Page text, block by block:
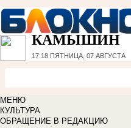
КАМЫШИН
17:18 ПЯТНИЦА, 07 АВГУСТА
МЕНЮ
КУЛЬТУРА
ОБРАЩЕНИЕ В РЕДАКЦИЮ